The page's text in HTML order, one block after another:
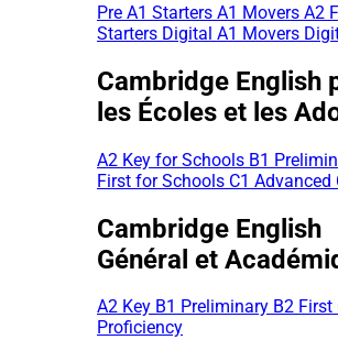
Pre A1 Starters A1 Movers A2
Starters Digital A1 Movers
Cambridge English
les Écoles et les
A2 Key for Schools B1
First for Schools C1 Advanced
Cambridge English
Général et
A2 Key B1 Preliminary B2 First
Proficiency